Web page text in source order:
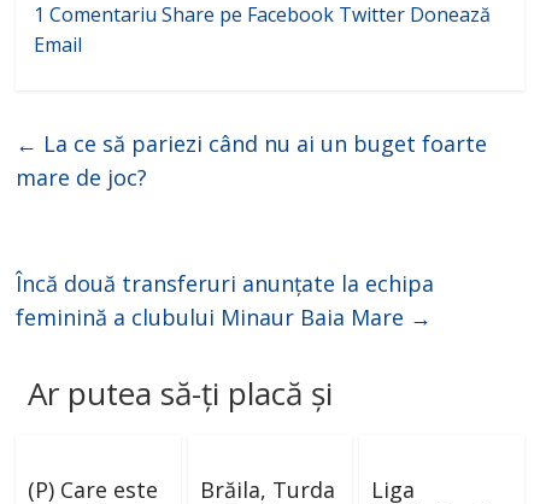
1 Comentariu Share pe Facebook Twitter Donează
Email
← La ce să pariezi când nu ai un buget foarte
mare de joc?
Încă două transferuri anunțate la echipa
feminină a clubului Minaur Baia Mare →
Ar putea să-ți placă și
(P) Care este
Brăila, Turda
Liga